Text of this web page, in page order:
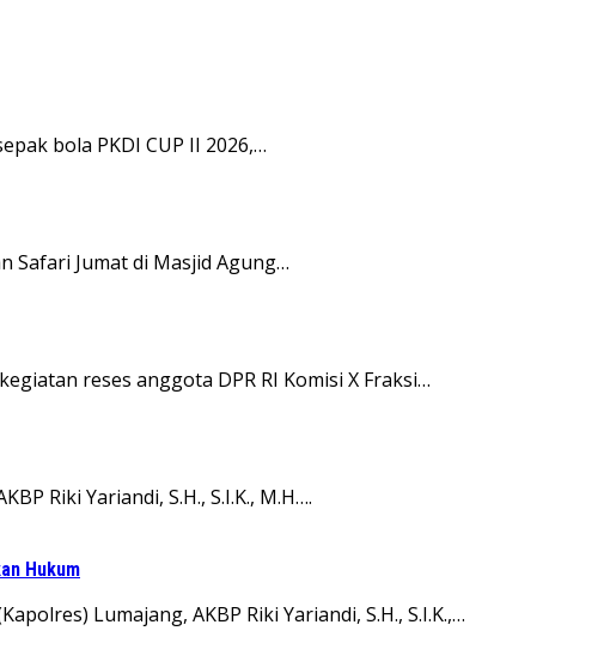
bola PKDI CUP II 2026,…
Safari Jumat di Masjid Agung…
reses anggota DPR RI Komisi X Fraksi…
Riki Yariandi, S.H., S.I.K., M.H….
Hukum
Lumajang, AKBP Riki Yariandi, S.H., S.I.K.,…